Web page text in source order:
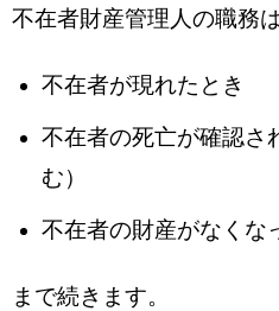
不在者財産管理人の職務は
不在者が現れたとき
不在者の死亡が確認さ
む）
不在者の財産がなくな
まで続きます。